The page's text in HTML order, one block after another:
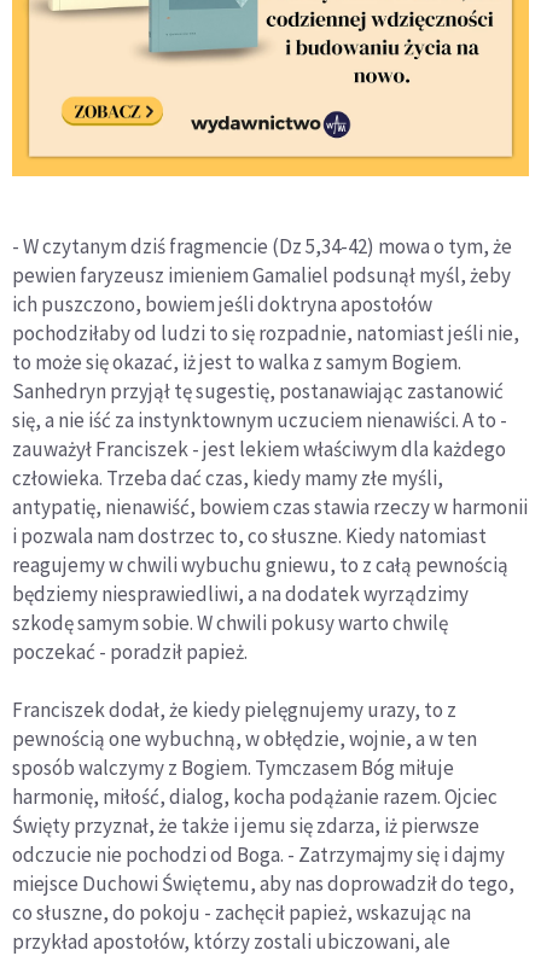
- W czytanym dziś fragmencie (Dz 5,34-42) mowa o tym, że
pewien faryzeusz imieniem Gamaliel podsunął myśl, żeby
ich puszczono, bowiem jeśli doktryna apostołów
pochodziłaby od ludzi to się rozpadnie, natomiast jeśli nie,
to może się okazać, iż jest to walka z samym Bogiem.
Sanhedryn przyjął tę sugestię, postanawiając zastanowić
się, a nie iść za instynktownym uczuciem nienawiści. A to -
zauważył Franciszek - jest lekiem właściwym dla każdego
człowieka. Trzeba dać czas, kiedy mamy złe myśli,
antypatię, nienawiść, bowiem czas stawia rzeczy w harmonii
i pozwala nam dostrzec to, co słuszne. Kiedy natomiast
reagujemy w chwili wybuchu gniewu, to z całą pewnością
będziemy niesprawiedliwi, a na dodatek wyrządzimy
szkodę samym sobie. W chwili pokusy warto chwilę
poczekać - poradził papież.
Franciszek dodał, że kiedy pielęgnujemy urazy, to z
pewnością one wybuchną, w obłędzie, wojnie, a w ten
sposób walczymy z Bogiem. Tymczasem Bóg miłuje
harmonię, miłość, dialog, kocha podążanie razem. Ojciec
Święty przyznał, że także i jemu się zdarza, iż pierwsze
odczucie nie pochodzi od Boga. - Zatrzymajmy się i dajmy
miejsce Duchowi Świętemu, aby nas doprowadził do tego,
co słuszne, do pokoju - zachęcił papież, wskazując na
przykład apostołów, którzy zostali ubiczowani, ale